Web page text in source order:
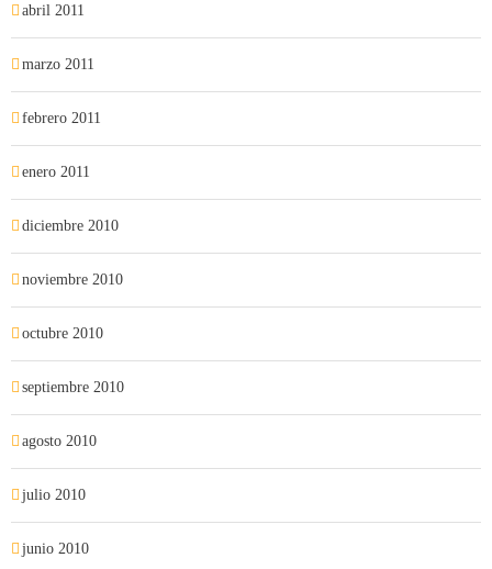
abril 2011
marzo 2011
febrero 2011
enero 2011
diciembre 2010
noviembre 2010
octubre 2010
septiembre 2010
agosto 2010
julio 2010
junio 2010